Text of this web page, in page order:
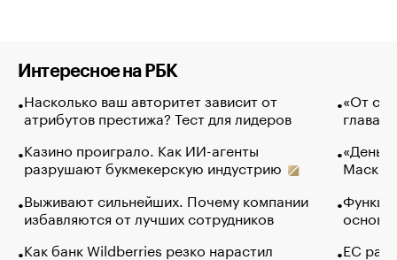
Интересное на РБК
Насколько ваш авторитет зависит от
атрибутов престижа? Тест для лидеров
Казино проиграло. Как ИИ-агенты
разрушают букмекерскую индустрию
Выживают сильнейших. Почему компании
избавляются от лучших сотрудников
Как банк Wildberries резко нарастил
«От
глава
Маск в
основ
ЕС